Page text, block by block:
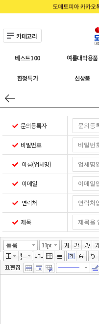
카테고리
베스트100 여름대박용품
한정특가 신상품
문의등록자
비밀번호
이름(업체명)
이메일
연락처
제목
돋움 11pt